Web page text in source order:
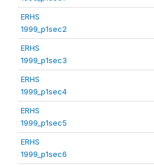
ERHS
1999_p1sec2
ERHS
1999_p1sec3
ERHS
1999_p1sec4
ERHS
1999_p1sec5
ERHS
1999_p1sec6